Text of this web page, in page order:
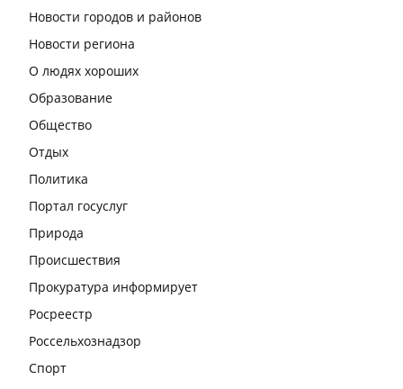
Новости городов и районов
Новости региона
О людях хороших
Образование
Общество
Отдых
Политика
Портал госуслуг
Природа
Происшествия
Прокуратура информирует
Росреестр
Россельхознадзор
Спорт